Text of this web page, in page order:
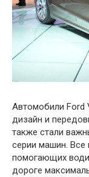
Автомобили Ford
дизайн и
также стали
серии машин.
помогающих
дороге